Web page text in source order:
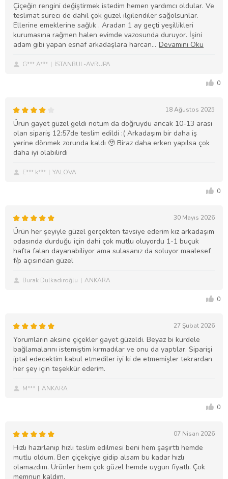
Çiçeğin rengini değiştirmek istedim hemen yardımcı oldular. Ve
teslimat süreci de dahil çok güzel ilgilendiler sağolsunlar.
Ellerine emeklerine sağlık . Aradan 1 ay geçti yeşillikleri
kurumasına rağmen halen evimde vazosunda duruyor. İşini
adam gibi yapan esnaf arkadaşlara harcan
G*** A*** İSTANBUL-AVRUPA
0
18 Ağustos 2025
Ürün gayet güzel geldi notum da doğruydu ancak 10-13 arası
olan sipariş 12:57de teslim edildi :( Arkadaşım bir daha iş
yerine dönmek zorunda kaldı 🥹 Biraz daha erken yapılsa çok
daha iyi olabilirdi
E*** k*** YALOVA
0
30 Mayıs 2026
Ürün her şeyiyle güzel gerçekten tavsiye ederim kız arkadaşım
odasında durduğu için dahi çok mutlu oluyordu 1-1 buçuk
hafta falan dayanabiliyor ama sulasanız da soluyor maalesef
f/p açısından güzel
Burak Dulkadiroğlu ANKARA
0
27 Şubat 2026
Yorumların aksine çiçekler gayet güzeldi. Beyaz bi kurdele
bağlamalarını istemiştim kırmadılar ve onu da yaptılar. Siparişi
iptal edecektim kabul etmediler iyi ki de etmemişler tekrardan
her şey için teşekkür ederim.
M*** ANKARA
0
07 Nisan 2026
Hızlı hazırlanıp hızlı teslim edilmesi beni hem şaşırttı hemde
mutlu oldum. Ben çiçekçiye gidip alsam bu kadar hızlı
olamazdım. Ürünler hem çok güzel hemde uygun fiyatlı. Çok
memnun kaldım.